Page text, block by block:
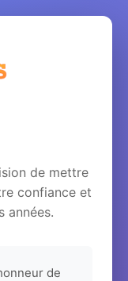
de mettre
confiance et
années.
de